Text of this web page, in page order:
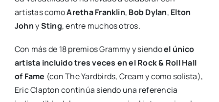
artistas comoAretha Franklin, Bob Dylan, Elton
JohnySting, entre muchos otros.
Con más de 18 premios Grammy y siendoel único
artista incluido tres veces en el Rock & Roll Hall
of Fame (con The Yardbirds, Cream y como solista),
Eric Clapton continúa siendo una referencia